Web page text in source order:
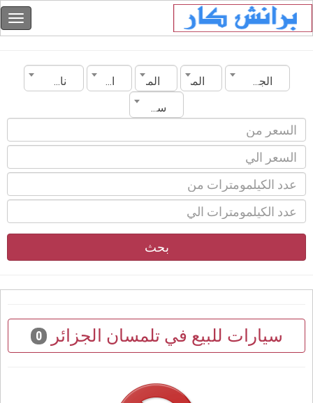
الجزائر المدينة الماركة الموديل
ناقل الحركة
سنة الصنع
بحث
سيارات للبيع في تلمسان الجزائر 0